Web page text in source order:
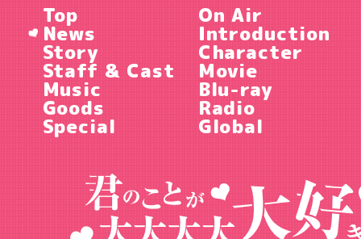
Top On Air
News Introduction
Story Character
Staff & Cast Movie
Music Blu-ray
Goods Radio
Special Global